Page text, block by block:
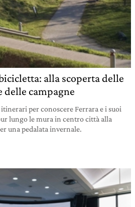
alla scoperta delle
delle campagne
per conoscere Ferrara e i suoi
lungo le mura in centro città alla
una pedalata invernale.